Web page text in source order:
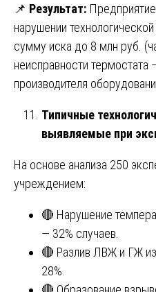
📌 Результат:
нарушении
сумму иска до 8 млн руб.
неисправности термостата
производителя
Типичные
выявляемые при
На основе анализа 250
учреждением:
🔴 Нарушение
— 32% случаев.
🔴 Разлив ЛВЖ и ГЖ
28%.